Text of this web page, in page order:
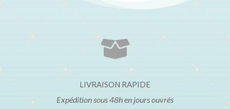

LIVRAISON RAPIDE
Expédition sous 48h en jours ouvrés